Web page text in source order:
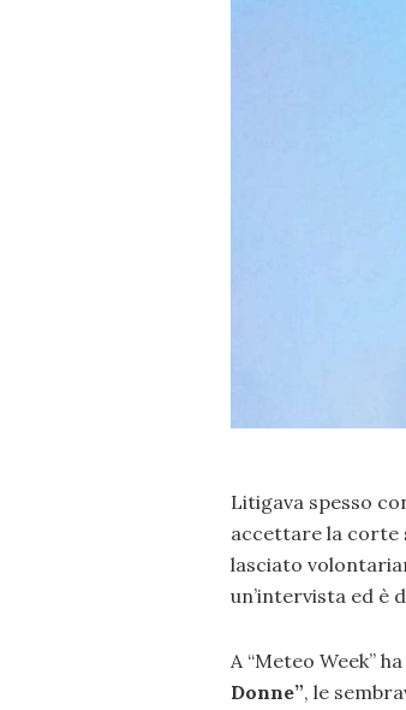
Litigava spesso
accettare la corte
lasciato
un’intervista ed è
A “Meteo Week”
Donne”, le